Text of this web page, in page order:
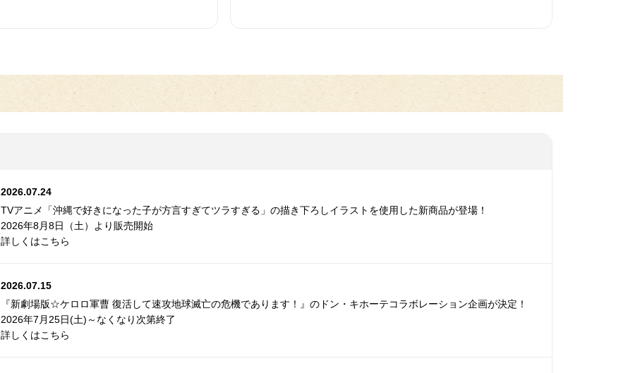
2026.07.24
TVアニメ「沖縄で好きになった子が方言すぎてツラすぎる」の描き下ろしイラストを使用した新商品が登場！
2026年8月8日（土）より販売開始
詳しくはこちら
2026.07.15
『新劇場版☆ケロロ軍曹 復活して速攻地球滅亡の危機であります！』のドン・キホーテコラボレーション企画が決定！
2026年7月25日(土)～なくなり次第終了
詳しくはこちら